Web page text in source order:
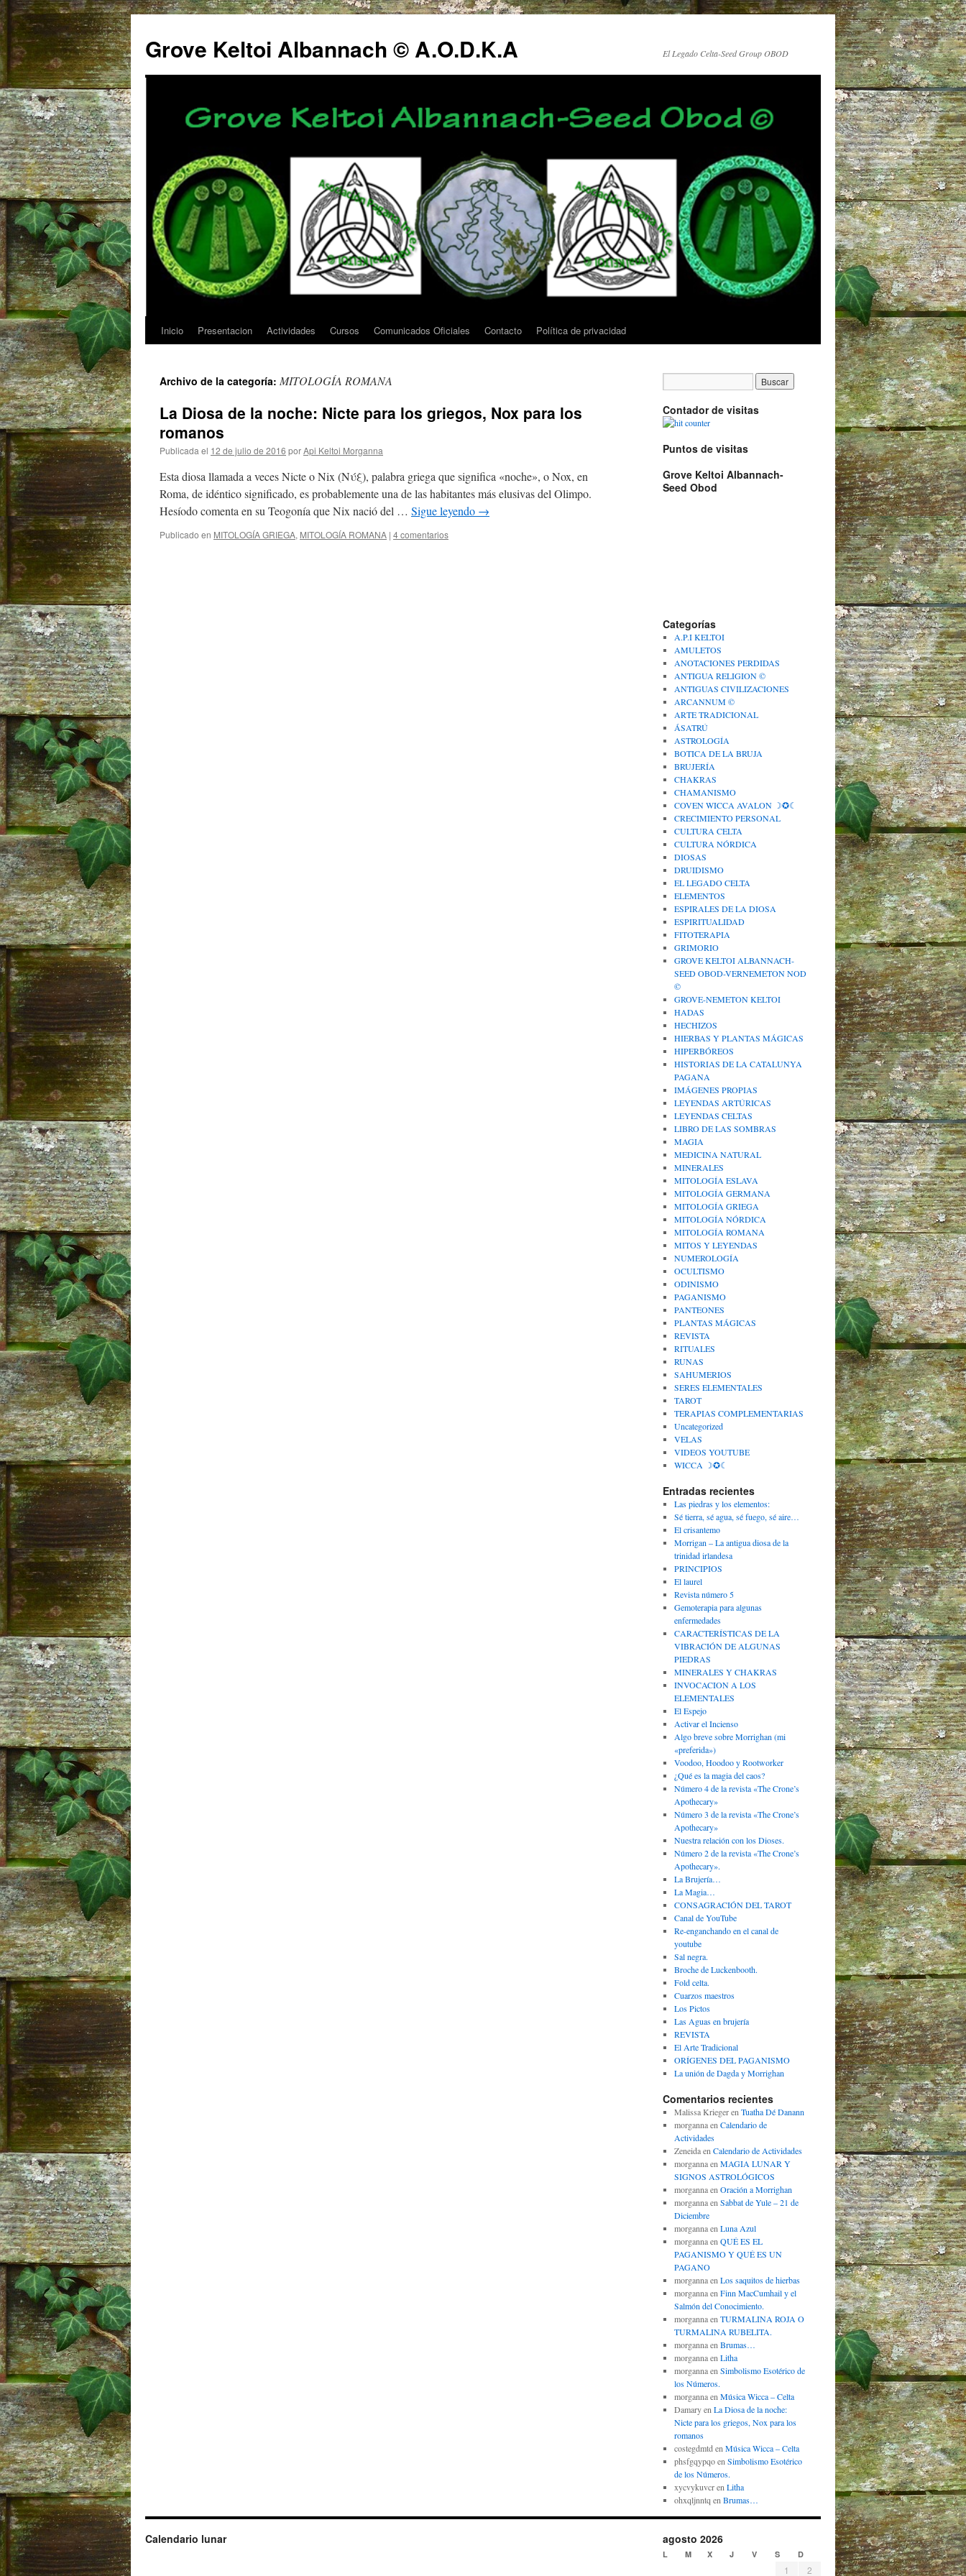
Grove Keltoi Albannach © A.O.D.K.A El Legado Celta-Seed Group OBOD
Saltar
contenido
Inicio Presentacion Actividades Cursos Comunicados Oficiales Contacto Política de privacidad
Archivo de la categoría: MITOLOGÍA ROMANA
La Diosa de la noche: Nicte para los griegos, Nox para los
romanos
Publicada el 12 de julio de 2016 porApi Keltoi Morganna
Esta diosa llamada a veces Nicte o Nix (Νύξ), palabra griega que significa «noche», o Nox, en
Roma, de idéntico significado, es probablemente una de las habitantes más elusivas del Olimpo.
Hesíodo comenta en su Teogonía que Nix nació del … Sigue leyendo →
Publicado en MITOLOGÍA GRIEGA, MITOLOGÍA ROMANA | 4 comentarios
Contador de visitas
Puntos de visitas
Grove Keltoi Albannach-
Seed Obod
Categorías
A.P.I KELTOI
AMULETOS
ANOTACIONES PERDIDAS
ANTIGUA RELIGION ©
ANTIGUAS CIVILIZACIONES
ARCANNUM ©
ARTE TRADICIONAL
ÁSATRÚ
ASTROLOGÍA
BOTICA DE LA BRUJA
BRUJERÍA
CHAKRAS
CHAMANISMO
COVEN WICCA AVALON ☽✪☾
CRECIMIENTO PERSONAL
CULTURA CELTA
CULTURA NÓRDICA
DIOSAS
DRUIDISMO
EL LEGADO CELTA
ELEMENTOS
ESPIRALES DE LA DIOSA
ESPIRITUALIDAD
FITOTERAPIA
GRIMORIO
GROVE KELTOI ALBANNACH-
SEED OBOD-VERNEMETON NOD
©
GROVE-NEMETON KELTOI
HADAS
HECHIZOS
HIERBAS Y PLANTAS MÁGICAS
HIPERBÓREOS
HISTORIAS DE LA CATALUNYA
PAGANA
IMÁGENES PROPIAS
LEYENDAS ARTÚRICAS
LEYENDAS CELTAS
LIBRO DE LAS SOMBRAS
MAGIA
MEDICINA NATURAL
MINERALES
MITOLOGÍA ESLAVA
MITOLOGÍA GERMANA
MITOLOGÍA GRIEGA
MITOLOGÍA NÓRDICA
MITOLOGÍA ROMANA
MITOS Y LEYENDAS
NUMEROLOGÍA
OCULTISMO
ODINISMO
PAGANISMO
PANTEONES
PLANTAS MÁGICAS
REVISTA
RITUALES
RUNAS
SAHUMERIOS
SERES ELEMENTALES
TAROT
TERAPIAS COMPLEMENTARIAS
Uncategorized
VELAS
VIDEOS YOUTUBE
WICCA ☽✪☾
Entradas recientes
Las piedras y los elementos:
Sé tierra, sé agua, sé fuego, sé aire…
El crisantemo
Morrigan – La antigua diosa de la
trinidad irlandesa
PRINCIPIOS
El laurel
Revista número 5
Gemoterapia para algunas
enfermedades
CARACTERÍSTICAS DE LA
VIBRACIÓN DE ALGUNAS
PIEDRAS
MINERALES Y CHAKRAS
INVOCACION A LOS
ELEMENTALES
El Espejo
Activar el Incienso
Algo breve sobre Morrighan (mi
«preferida»)
Voodoo, Hoodoo y Rootworker
¿Qué es la magia del caos?
Número 4 de la revista «The Crone’s
Apothecary»
Número 3 de la revista «The Crone’s
Apothecary»
Nuestra relación con los Dioses.
Número 2 de la revista «The Crone’s
Apothecary».
La Brujería…
La Magia…
CONSAGRACIÓN DEL TAROT
Canal de YouTube
Re-enganchando en el canal de
youtube
Sal negra.
Broche de Luckenbooth.
Fold celta.
Cuarzos maestros
Los Pictos
Las Aguas en brujería
REVISTA
El Arte Tradicional
ORÍGENES DEL PAGANISMO
La unión de Dagda y Morrighan
Comentarios recientes
Malissa Kriegeren Tuatha Dé Danann
morgannaen Calendario de
Actividades
Zeneidaen Calendario de Actividades
morgannaen MAGIA LUNAR Y
SIGNOS ASTROLÓGICOS
morgannaen Oración a Morrighan
morgannaen Sabbat de Yule – 21 de
Diciembre
morgannaen Luna Azul
morgannaen QUÉ ES EL
PAGANISMO Y QUÉ ES UN
PAGANO
morgannaen Los saquitos de hierbas
morgannaen Finn MacCumhail y el
Salmón del Conocimiento.
morgannaen TURMALINA ROJA O
TURMALINA RUBELITA.
morgannaen Brumas…
morgannaen Litha
morgannaen Simbolismo Esotérico de
los Números.
morgannaen Música Wicca – Celta
Damaryen La Diosa de la noche:
Nicte para los griegos, Nox para los
romanos
costegdmtd en Música Wicca – Celta
phsfgqypqoen Simbolismo Esotérico
de los Números.
xycvykuvcren Litha
ohxqljnntq en Brumas…
Calendario lunar agosto 2026
L M X J V S D
1 2